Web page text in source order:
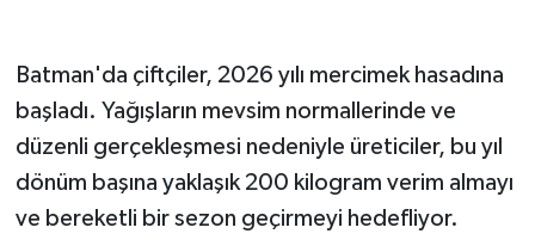
Batman'da çiftçiler, 2026 yılı mercimek hasadına
başladı. Yağışların mevsim normallerinde ve
düzenli gerçekleşmesi nedeniyle üreticiler, bu yıl
dönüm başına yaklaşık 200 kilogram verim almayı
ve bereketli bir sezon geçirmeyi hedefliyor.
Gayrimenkul
GENEL
GÜNDEM